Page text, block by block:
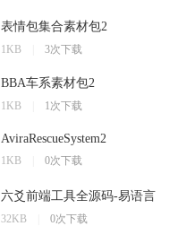
表情包集合素材包2
1KB 3次下载
BBA车系素材包2
1KB 1次下载
AviraRescueSystem2
1KB 0次下载
六爻前端工具全源码-易语言
32KB 0次下载